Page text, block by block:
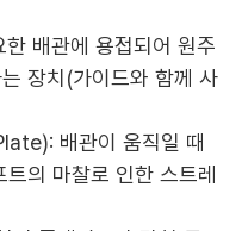
배관에 용접되어 원주
장치(가이드와 함께 사
배관이 움직일 때
의 마찰로 인한 스트레